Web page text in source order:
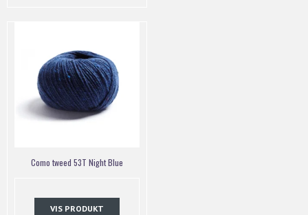
Como tweed 53T Night Blue
VIS PRODUKT